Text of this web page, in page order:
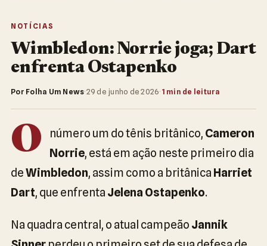
NOTÍCIAS
Wimbledon: Norrie joga; Dart
enfrenta Ostapenko
Por Folha Um News·29 de junho de 2026· 1 min de leitura
O número um do tênis britânico, Cameron
Norrie, está em ação neste primeiro dia
deWimbledon, assim como a britânica Harriet
Dart, que enfrenta Jelena Ostapenko.
Na quadra central, o atual campeão Jannik